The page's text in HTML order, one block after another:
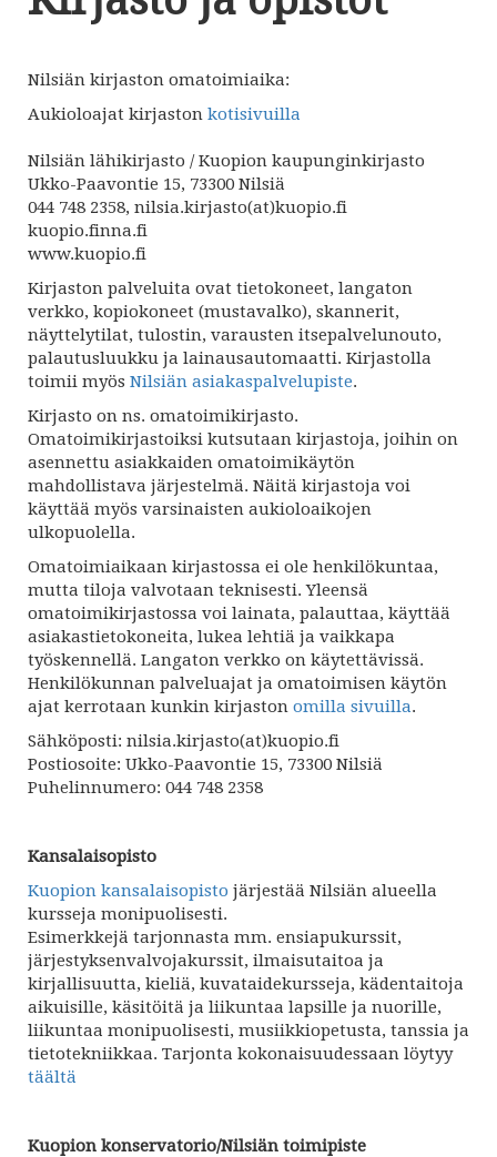
Nilsiän kirjaston omatoimiaika:
Aukioloajat kirjaston kotisivuilla
Nilsiän lähikirjasto / Kuopion kaupunginkirjasto
Ukko-Paavontie 15, 73300 Nilsiä
044 748 2358, nilsia.kirjasto(at)kuopio.fi
kuopio.finna.fi
www.kuopio.fi
Kirjaston palveluita ovat tietokoneet, langaton
verkko, kopiokoneet (mustavalko), skannerit,
näyttelytilat, tulostin, varausten itsepalvelunouto,
palautusluukku ja lainausautomaatti. Kirjastolla
toimii myös Nilsiän asiakaspalvelupiste.
Kirjasto on ns. omatoimikirjasto.
Omatoimikirjastoiksi kutsutaan kirjastoja, joihin on
asennettu asiakkaiden omatoimikäytön
mahdollistava järjestelmä. Näitä kirjastoja voi
käyttää myös varsinaisten aukioloaikojen
ulkopuolella.
Omatoimiaikaan kirjastossa ei ole henkilökuntaa,
mutta tiloja valvotaan teknisesti. Yleensä
omatoimikirjastossa voi lainata, palauttaa, käyttää
asiakastietokoneita, lukea lehtiä ja vaikkapa
työskennellä. Langaton verkko on käytettävissä.
Henkilökunnan palveluajat ja omatoimisen käytön
ajat kerrotaan kunkin kirjaston omilla sivuilla.
Sähköposti: nilsia.kirjasto(at)kuopio.fi
Postiosoite: Ukko-Paavontie 15, 73300 Nilsiä
Puhelinnumero: 044 748 2358
Kansalaisopisto
Kuopion kansalaisopisto järjestää Nilsiän alueella
kursseja monipuolisesti.
Esimerkkejä tarjonnasta mm. ensiapukurssit,
järjestyksenvalvojakurssit, ilmaisutaitoa ja
kirjallisuutta, kieliä, kuvataidekursseja, kädentaitoja
aikuisille, käsitöitä ja liikuntaa lapsille ja nuorille,
liikuntaa monipuolisesti, musiikkiopetusta, tanssia ja
tietotekniikkaa. Tarjonta kokonaisuudessaan löytyy
täältä
Kuopion konservatorio/Nilsiän toimipiste